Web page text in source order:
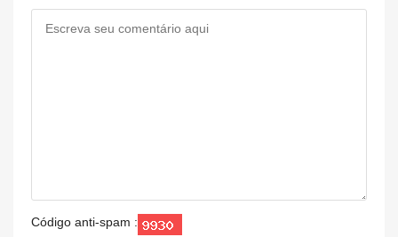
Código anti-spam :